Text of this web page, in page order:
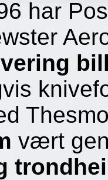
har
vært